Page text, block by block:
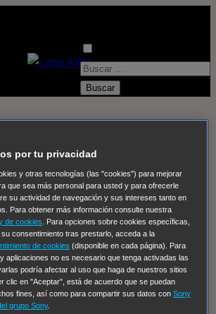
B
c
:
de Batalla en Seattle
por tu privacidad
y otras tecnologías (las "cookies") para mejorar
que sea más personal para usted y para ofrecerle
su actividad de navegación y sus intereses tanto en
Para obtener más información consulte nuestra
de cookies
. Para opciones sobre cookies específicas,
consentimiento tras prestarlo, acceda a la
de cookies (disponible en cada página). Para
aplicaciones no es necesario que tenga activadas las
podría afectar al uso que haga de nuestros sitios
clic en "Aceptar", está de acuerdo que se puedan
fines, así como para compartir sus datos conSony
grupo Sony.